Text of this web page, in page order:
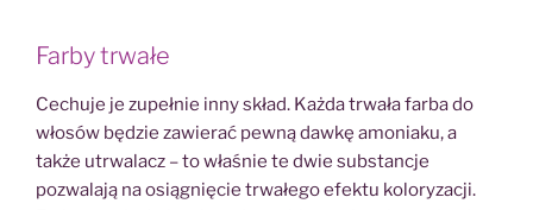
Farby trwałe
Cechuje je zupełnie inny skład. Każda trwała farba do
włosów będzie zawierać pewną dawkę amoniaku, a
także utrwalacz – to właśnie te dwie substancje
pozwalają na osiągnięcie trwałego efektu koloryzacji.